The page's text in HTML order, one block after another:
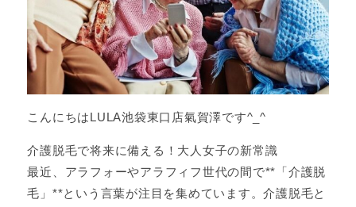
こんにちはLULA池袋東口店氣賀澤です^_^
介護脱毛で将来に備える！大人女子の新常識
最近、アラフォーやアラフィフ世代の間で**「介護脱
毛」**という言葉が注目を集めています。介護脱毛と